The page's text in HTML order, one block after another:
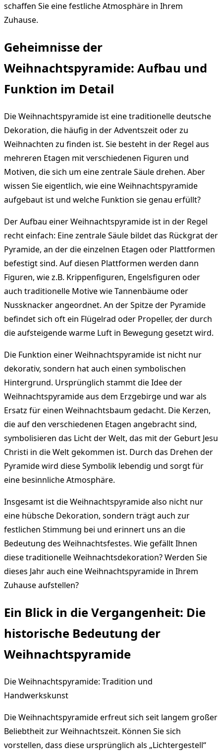
schaffen Sie eine festliche Atmosphäre in Ihrem
Zuhause.
Geheimnisse der
Weihnachtspyramide: Aufbau und
Funktion im Detail
Die Weihnachtspyramide ist eine traditionelle deutsche
Dekoration, die häufig in der Adventszeit oder zu
Weihnachten zu finden ist. Sie besteht in der Regel aus
mehreren Etagen mit verschiedenen Figuren und
Motiven, die sich um eine zentrale Säule drehen. Aber
wissen Sie eigentlich, wie eine Weihnachtspyramide
aufgebaut ist und welche Funktion sie genau erfüllt?
Der Aufbau einer Weihnachtspyramide ist in der Regel
recht einfach: Eine zentrale Säule bildet das Rückgrat der
Pyramide, an der die einzelnen Etagen oder Plattformen
befestigt sind. Auf diesen Plattformen werden dann
Figuren, wie z.B. Krippenfiguren, Engelsfiguren oder
auch traditionelle Motive wie Tannenbäume oder
Nussknacker angeordnet. An der Spitze der Pyramide
befindet sich oft ein Flügelrad oder Propeller, der durch
die aufsteigende warme Luft in Bewegung gesetzt wird.
Die Funktion einer Weihnachtspyramide ist nicht nur
dekorativ, sondern hat auch einen symbolischen
Hintergrund. Ursprünglich stammt die Idee der
Weihnachtspyramide aus dem Erzgebirge und war als
Ersatz für einen Weihnachtsbaum gedacht. Die Kerzen,
die auf den verschiedenen Etagen angebracht sind,
symbolisieren das Licht der Welt, das mit der Geburt Jesu
Christi in die Welt gekommen ist. Durch das Drehen der
Pyramide wird diese Symbolik lebendig und sorgt für
eine besinnliche Atmosphäre.
Insgesamt ist die Weihnachtspyramide also nicht nur
eine hübsche Dekoration, sondern trägt auch zur
festlichen Stimmung bei und erinnert uns an die
Bedeutung des Weihnachtsfestes. Wie gefällt Ihnen
diese traditionelle Weihnachtsdekoration? Werden Sie
dieses Jahr auch eine Weihnachtspyramide in Ihrem
Zuhause aufstellen?
Ein Blick in die Vergangenheit: Die
historische Bedeutung der
Weihnachtspyramide
Die Weihnachtspyramide: Tradition und
Handwerkskunst
Die Weihnachtspyramide erfreut sich seit langem großer
Beliebtheit zur Weihnachtszeit. Können Sie sich
vorstellen, dass diese ursprünglich als „Lichtergestell“